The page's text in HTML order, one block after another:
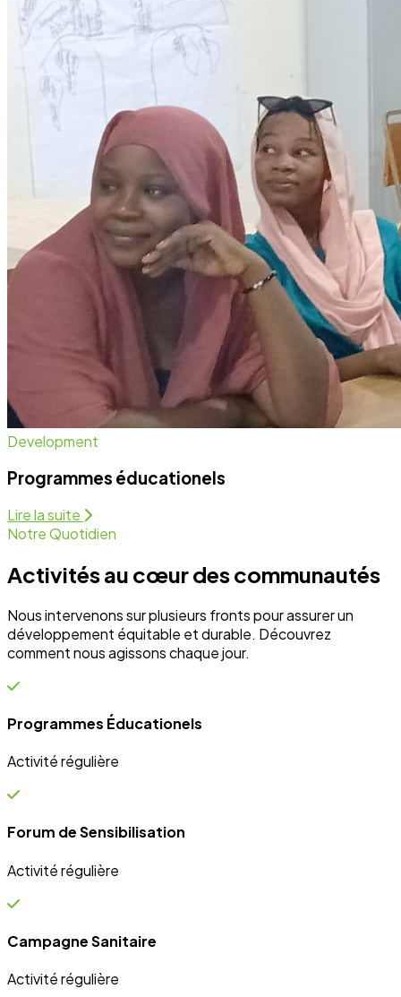
Development
Programmes éducationels
Notre Quotidien
Activités au cœur des communautés
Nous intervenons sur plusieurs fronts pour assurer un
développement équitable et durable. Découvrez
comment nous agissons chaque jour.
Programmes Éducationels
Activité régulière
Activité régulière
Activité régulière
Ateliers communautaires
Activité régulière